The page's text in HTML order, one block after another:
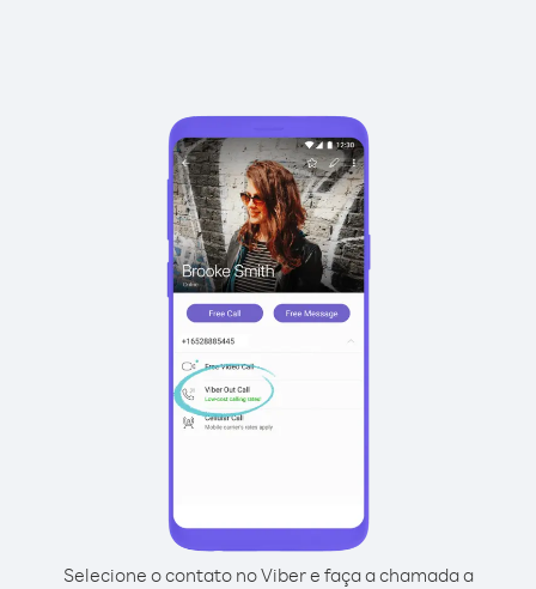
Selecione o contato no Viber e faça a chamada a